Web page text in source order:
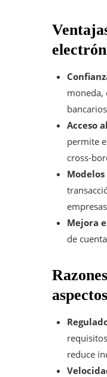
moneda,
Acceso
permite
cross-
Mejora
de
reduce